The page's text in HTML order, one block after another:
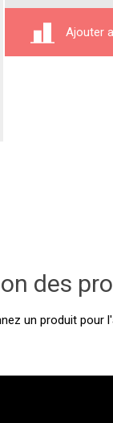
Ajouter
des
un produit pour